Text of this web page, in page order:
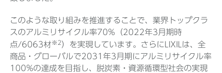
このような取り組みを推進することで、業界トップクラ
スのアルミリサイクル率70%（2022年3月期時
点/6063材※2）を実現しています。さらにLIXILは、全
商品・グローバルで2031年3月期にアルミリサイクル率
100%の達成を目指し、脱炭素・資源循環型社会の実現